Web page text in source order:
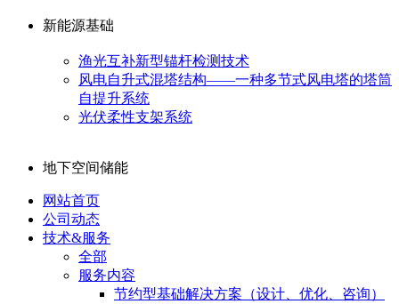
新能源基础
渔光互补新型锚杆检测技术
风电自升式混塔结构——一种多节式风电塔的塔筒
自提升系统
光伏柔性支架系统
地下空间储能
网站首页
公司动态
技术&服务
全部
服务内容
节约型基础解决方案（设计、优化、咨询）